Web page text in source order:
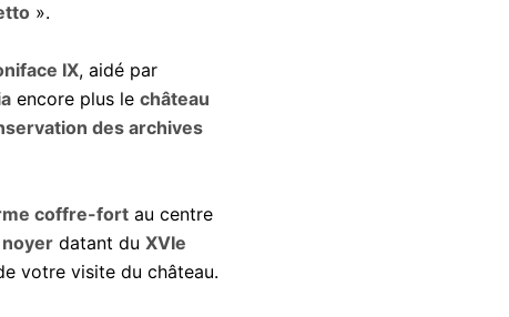
».
IX, aidé par
encore plus lechâteau
des archives
coffre-fort au centre
datant duXVIe
votre visite du château.